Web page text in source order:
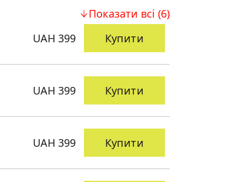
UAH 399 Купити
UAH 399 Купити
UAH 399 Купити
Показати всі (6)